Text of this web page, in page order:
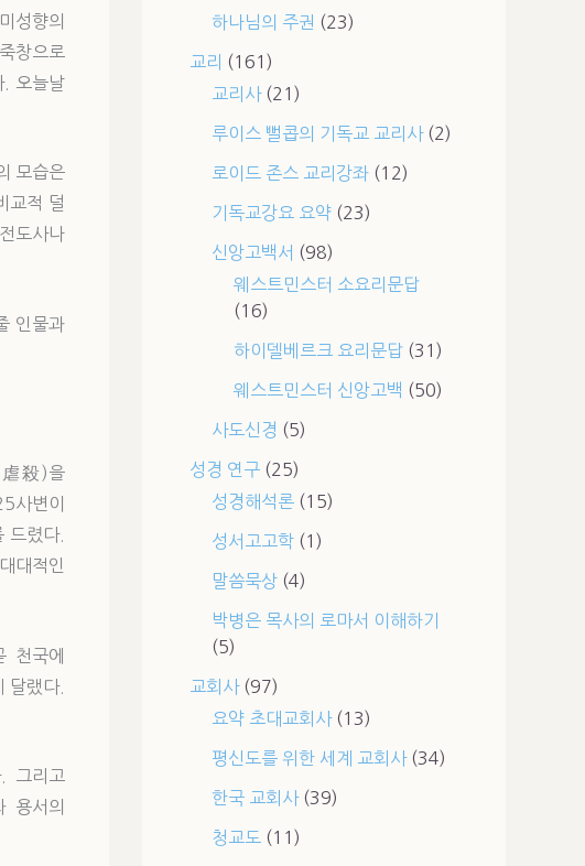
성향의
창으로
. 오늘날
모습은
교적 덜
도사나
인물과
虐殺)을
사변이
드렸다.
대적인
천국에
달랬다.
그리고
용서의
하나님의 주권 (23)
교리 (161)
교리사(21)
루이스 뻘콥의 기독교 교리사(2)
로이드 존스 교리강좌(12)
기독교강요 요약(23)
신앙고백서 (98)
웨스트민스터 소요리문답
(16)
하이델베르크 요리문답(31)
웨스트민스터 신앙고백 (50)
사도신경 (5)
성경 연구(25)
성경해석론(15)
성서고고학(1)
말씀묵상(4)
박병은 목사의 로마서 이해하기
(5)
교회사(97)
요약 초대교회사(13)
평신도를 위한 세계 교회사(34)
한국 교회사(39)
청교도 (11)